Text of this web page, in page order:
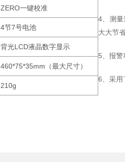
ZERO一键校准
4节7号电池
背光LCD液晶数字显示
460*75*35mm（最大尺寸）
210g
4、测
大大节
5、报
6、采用